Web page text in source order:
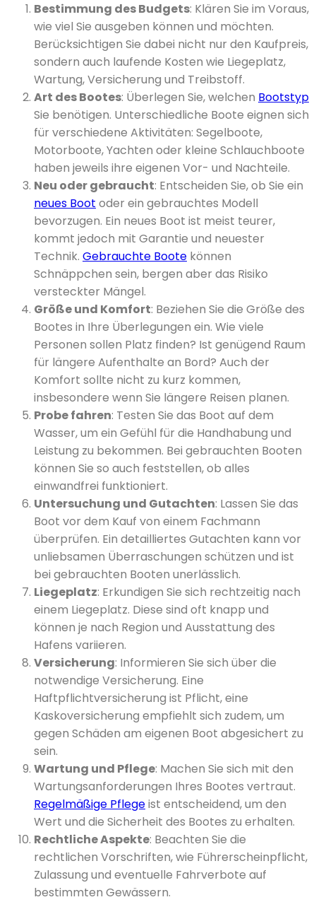
Bestimmung des Budgets: Klären Sie im Voraus,
wie viel Sie ausgeben können und möchten.
Berücksichtigen Sie dabei nicht nur den Kaufpreis,
sondern auch laufende Kosten wie Liegeplatz,
Wartung, Versicherung und Treibstoff.
Art des Bootes: Überlegen Sie, welchen Bootstyp
Sie benötigen. Unterschiedliche Boote eignen sich
für verschiedene Aktivitäten: Segelboote,
Motorboote, Yachten oder kleine Schlauchboote
haben jeweils ihre eigenen Vor- und Nachteile.
Neu oder gebraucht: Entscheiden Sie, ob Sie ein
neues Boot oder ein gebrauchtes Modell
bevorzugen. Ein neues Boot ist meist teurer,
kommt jedoch mit Garantie und neuester
Technik. Gebrauchte Boote können
Schnäppchen sein, bergen aber das Risiko
versteckter Mängel.
Größe und Komfort: Beziehen Sie die Größe des
Bootes in Ihre Überlegungen ein. Wie viele
Personen sollen Platz finden? Ist genügend Raum
für längere Aufenthalte an Bord? Auch der
Komfort sollte nicht zu kurz kommen,
insbesondere wenn Sie längere Reisen planen.
Probe fahren: Testen Sie das Boot auf dem
Wasser, um ein Gefühl für die Handhabung und
Leistung zu bekommen. Bei gebrauchten Booten
können Sie so auch feststellen, ob alles
einwandfrei funktioniert.
Untersuchung und Gutachten: Lassen Sie das
Boot vor dem Kauf von einem Fachmann
überprüfen. Ein detailliertes Gutachten kann vor
unliebsamen Überraschungen schützen und ist
bei gebrauchten Booten unerlässlich.
Liegeplatz: Erkundigen Sie sich rechtzeitig nach
einem Liegeplatz. Diese sind oft knapp und
können je nach Region und Ausstattung des
Hafens variieren.
Versicherung: Informieren Sie sich über die
notwendige Versicherung. Eine
Haftpflichtversicherung ist Pflicht, eine
Kaskoversicherung empfiehlt sich zudem, um
gegen Schäden am eigenen Boot abgesichert zu
sein.
Wartung und Pflege: Machen Sie sich mit den
Wartungsanforderungen Ihres Bootes vertraut.
Regelmäßige Pflegeist entscheidend, um den
Wert und die Sicherheit des Bootes zu erhalten.
Rechtliche Aspekte: Beachten Sie die
rechtlichen Vorschriften, wie Führerscheinpflicht,
Zulassung und eventuelle Fahrverbote auf
bestimmten Gewässern.